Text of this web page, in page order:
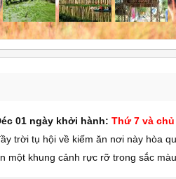
01 ngày khởi hành: Thứ 7 và
trời tụ hội về kiếm ăn nơi này hòa
một khung cảnh rực rỡ trong sắc màu.